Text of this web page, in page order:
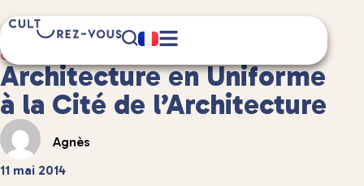
Culture
9 minute(s) de lecture
Architecture en Uniforme
à la Cité de l’Architecture
Agnès
11 mai 2014